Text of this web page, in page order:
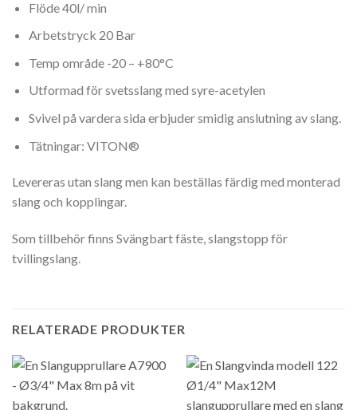
Flöde 40l/ min
Arbetstryck 20 Bar
Temp område -20 – +80°C
Utformad för svetsslang med syre-acetylen
Svivel på vardera sida erbjuder smidig anslutning av slang.
Tätningar: VITON®
Levereras utan slang men kan beställas färdig med monterad
slang och kopplingar.
Som tillbehör finns Svängbart fäste, slangstopp för
tvillingslang.
RELATERADE PRODUKTER